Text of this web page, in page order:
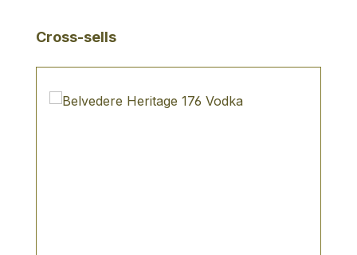
Produktgalerie überspringen
Cross-sells